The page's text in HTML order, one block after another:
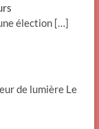
élection […]
de lumière Le